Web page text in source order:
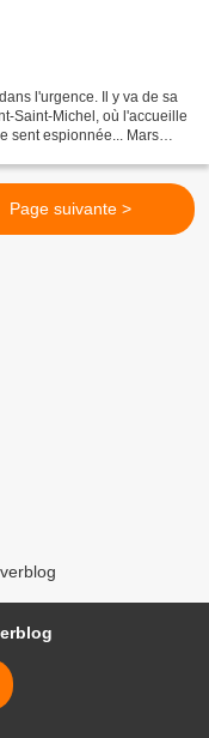
l'urgence. Il y va de sa
Saint-Michel, où l'accueille
sent espionnée... Mars
Page suivante >